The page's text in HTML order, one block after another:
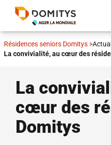
Résidences seniors Domitys >
La convivialité, au cœur des
La
cœur des
Domitys